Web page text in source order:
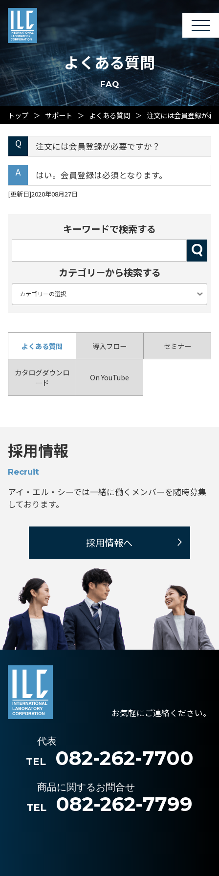
よくある質問
FAQ
トップ サポート よくある質問 注文には会員登録が必
注文には会員登録が必要ですか？
はい。会員登録は必須となります。
[更新日]2020年08月27日
キーワードで検索する
カテゴリーから検索する
よくある質問 導入フロー セミナー
カタログダウンロ
ード
On YouTube
採用情報
Recruit
アイ・エル・シーでは一緒に働くメンバーを随時募集
しております。
採用情報へ
お気軽にご連絡ください。
代表
TEL
082-262-7700
商品に関するお問合せ
TEL
082-262-7799